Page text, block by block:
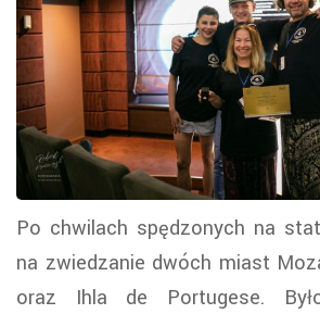
Po chwilach spędzonych na
na zwiedzanie dwóch miast
oraz Ihla de Portugese.